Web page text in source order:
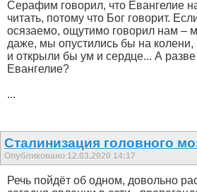
Серафим говорил, что Евангелие
читать, потому что Бог говорит.
осязаемо, ощутимо говорил нам –
даже, мы опустились бы на
и открыли бы ум и сердце... А
Евангелие?
...
Сталинизация головного
Опубликовано 12.03.2020 14:17
Речь пойдёт об одном, довольно